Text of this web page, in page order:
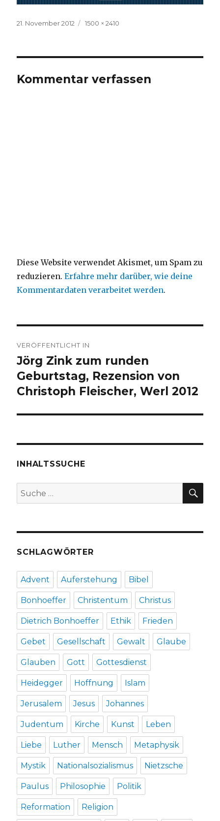
Veröffentlicht
21. November 2012
Volle
1500 × 2410
Kommentar verfassen
Diese Website verwendet Akismet, um Spam zu
reduzieren.Erfahre mehr darüber, wie deine
Kommentardaten verarbeitet werden.
VERÖFFENTLICHT IN
Jörg Zink zum runden
Geburtstag, Rezension von
Christoph Fleischer, Werl 2012
INHALTSSUCHE
Suche
nach:
SCHLAGWÖRTER
Advent Auferstehung Bibel
Bonhoeffer Christentum Christus
Dietrich Bonhoeffer Ethik Frieden
Gebet Gesellschaft Gewalt Glaube
Glauben Gott Gottesdienst
Heidegger Hoffnung Islam
Jerusalem Jesus Johannes
Judentum Kirche Kunst Leben
Liebe Luther Mensch Metaphysik
Mystik Nationalsozialismus Nietzsche
Paulus Philosophie Politik
Reformation Religion